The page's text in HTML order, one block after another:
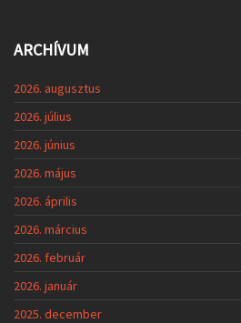
ARCHÍVUM
2026. augusztus
2026. július
2026. június
2026. május
2026. április
2026. március
2026. február
2026. január
2025. december